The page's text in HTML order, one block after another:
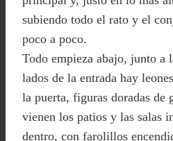
subiendo todo el rato y el
poco a poco.
Todo empieza abajo, junto a
lados de la entrada hay
la puerta, figuras doradas de
vienen los patios y las salas
dentro, con farolillos